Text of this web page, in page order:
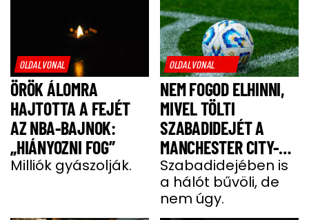
OLDALVONAL
ÖRÖK ÁLOMRA
HAJTOTTA A FEJÉT
AZ NBA-BAJNOK:
„HIÁNYOZNI FOG”
Milliók gyászolják.
OLDALVONAL
NEM FOGOD ELHINNI,
MIVEL TÖLTI
SZABADIDEJÉT A
MANCHESTER CITY-
SZTÁRJA
Szabadidejében is
a hálót bűvöli, de
nem úgy.